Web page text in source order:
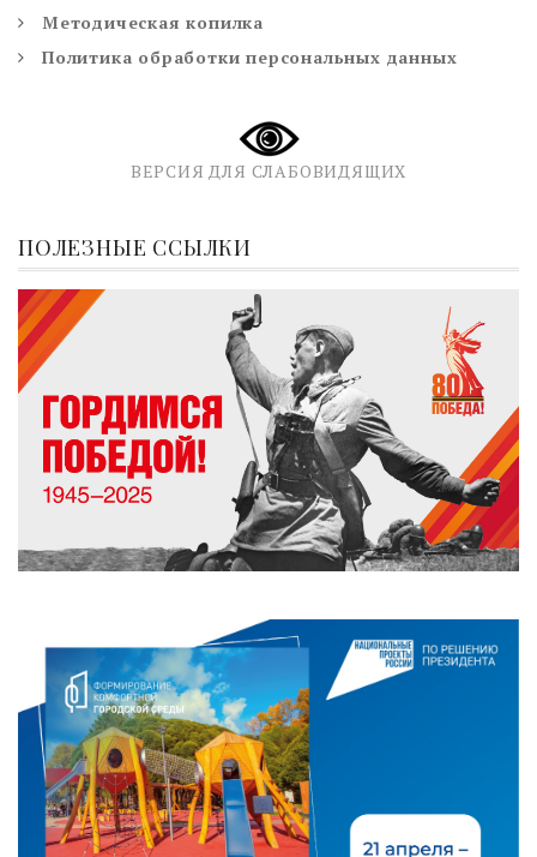
Методическая копилка
Политика обработки персональных данных
ВЕРСИЯ ДЛЯ СЛАБОВИДЯЩИХ
ПОЛЕЗНЫЕ ССЫЛКИ